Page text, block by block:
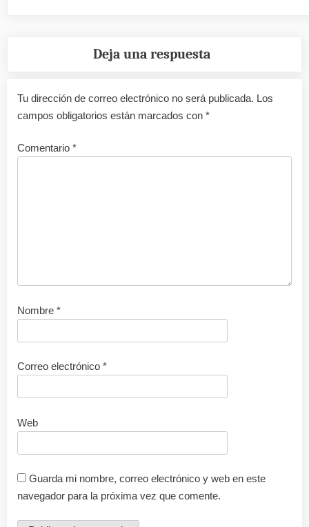
Deja una respuesta
Tu dirección de correo electrónico no será publicada. Los
campos obligatorios están marcados con *
Comentario *
Nombre *
Correo electrónico *
Web
Guarda mi nombre, correo electrónico y web en este
navegador para la próxima vez que comente.